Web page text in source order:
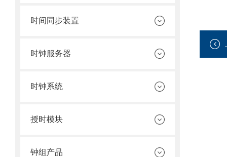
时间同步装置
时钟服务器
时钟系统
授时模块
钟组产品